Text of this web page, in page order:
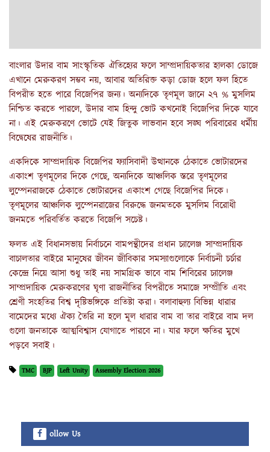
বাংলার উদার বাম সাংস্কৃতিক ঐতিহ্যের ফলে সাম্প্রদায়িকতার হালকা ডোজে
এখানে মেরুকরণ সম্ভব নয়, আবার অতিরিক্ত কড়া ডোজ হলে ফল হিতে
বিপরীত হতে পারে বিজেপির জন্য। অন্যদিকে তৃণমূল জানে ২৭ % মুসলিম
নিশ্চিত করতে পারলে, উদার বাম হিন্দু ভোট কখনোই বিজেপির দিকে যাবে
না। এই মেরুকরণে ভোটে যেই জিতুক লাভবান হবে সঙ্ঘ পরিবারের ধর্মীয়
বিদ্বেষের রাজনীতি।
একদিকে সাম্প্রদায়িক বিজেপির ফ্যাসিবাদী উত্থানকে ঠেকাতে ভোটারদের
একাংশ তৃণমূলের দিকে গেছে, অন্যদিকে আঞ্চলিক স্তরে তৃণমূলের
লুম্পেনরাজকে ঠেকাতে ভোটারদের একাংশ গেছে বিজেপির দিকে।
তৃণমূলের আঞ্চলিক লুম্পেনরাজের বিরুদ্ধে জনমতকে মুসলিম বিরোধী
জনমতে পরিবর্তিত করতে বিজেপি সচেষ্ট।
ফলত এই বিধানসভায় নির্বাচনে বামপন্থীদের প্রধান চ্যালেঞ্জ সাম্প্রদায়িক
বাচালতার বাইরে মানুষের জীবন জীবিকার সমস্যাগুলোকে নির্বাচনী চর্চার
কেন্দ্রে নিয়ে আসা শুধু তাই নয় সামগ্রিক ভাবে বাম শিবিরের চ্যালেঞ্জ
সাম্প্রদায়িক মেরুকরণের ঘৃণা রাজনীতির বিপরীতে সমাজে সম্প্রীতি এবং
শ্রেণী সংহতির বিশ্ব দৃষ্টিভঙ্গিকে প্রতিষ্টা করা। বলাবাহুল্য বিভিন্ন ধারার
বামেদের মধ্যে ঐক্য তৈরি না হলে মূল ধারার বাম বা তার বাইরে বাম দল
গুলো জনতাকে আত্মবিশ্বাস যোগাতে পারবে না। যার ফলে ক্ষতির মুখে
পড়বে সবাই।
TMC BJP Left Unity Assembly Election 2026
ollow Us